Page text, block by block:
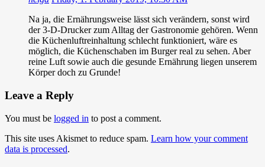
Na ja, die Ernährungsweise lässt sich verändern, sonst wird
der 3-D-Drucker zum Alltag der Gastronomie gehören. Wenn
die Küchenluftreinhaltung schlecht funktioniert, wäre es
möglich, die Küchenschaben im Burger real zu sehen. Aber
reine Luft sowie auch die gesunde Ernährung liegen unserem
Körper doch zu Grunde!
Leave a Reply
You must be logged in to post a comment.
This site uses Akismet to reduce spam. Learn how your comment
data is processed.